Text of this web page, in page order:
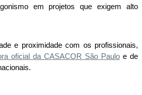
em projetos que exigem alto
e proximidade com os profissionais,
oficial da CASACOR São Paulo e de